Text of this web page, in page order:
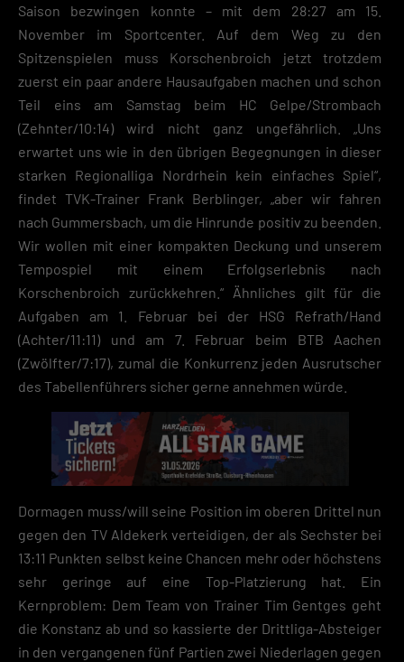
Saison bezwingen konnte – mit dem 28:27 am 15.
November im Sportcenter. Auf dem Weg zu den
Spitzenspielen muss Korschenbroich jetzt trotzdem
zuerst ein paar andere Hausaufgaben machen und schon
Teil eins am Samstag beim HC Gelpe/Strombach
(Zehnter/10:14) wird nicht ganz ungefährlich. „Uns
erwartet uns wie in den übrigen Begegnungen in dieser
starken Regionalliga Nordrhein kein einfaches Spiel“,
findet TVK-Trainer Frank Berblinger, „aber wir fahren
nach Gummersbach, um die Hinrunde positiv zu beenden.
Wir wollen mit einer kompakten Deckung und unserem
Tempospiel mit einem Erfolgserlebnis nach
Korschenbroich zurückkehren.“ Ähnliches gilt für die
Aufgaben am 1. Februar bei der HSG Refrath/Hand
(Achter/11:11) und am 7. Februar beim BTB Aachen
(Zwölfter/7:17), zumal die Konkurrenz jeden Ausrutscher
des Tabellenführers sicher gerne annehmen würde.
Dormagen muss/will seine Position im oberen Drittel nun
gegen den TV Aldekerk verteidigen, der als Sechster bei
13:11 Punkten selbst keine Chancen mehr oder höchstens
sehr geringe auf eine Top-Platzierung hat. Ein
Kernproblem: Dem Team von Trainer Tim Gentges geht
die Konstanz ab und so kassierte der Drittliga-Absteiger
in den vergangenen fünf Partien zwei Niederlagen gegen